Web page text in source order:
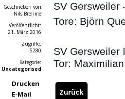
Geschrieben von
Nils Brehme
Veröffentlicht:
21. März 2016
Zugriffe:
5280
Kategorie:
Uncategorised
Drucken
E-Mail
SV Gersweiler
Tore: Björn
SV Gersweiler
Tor:
Zurück